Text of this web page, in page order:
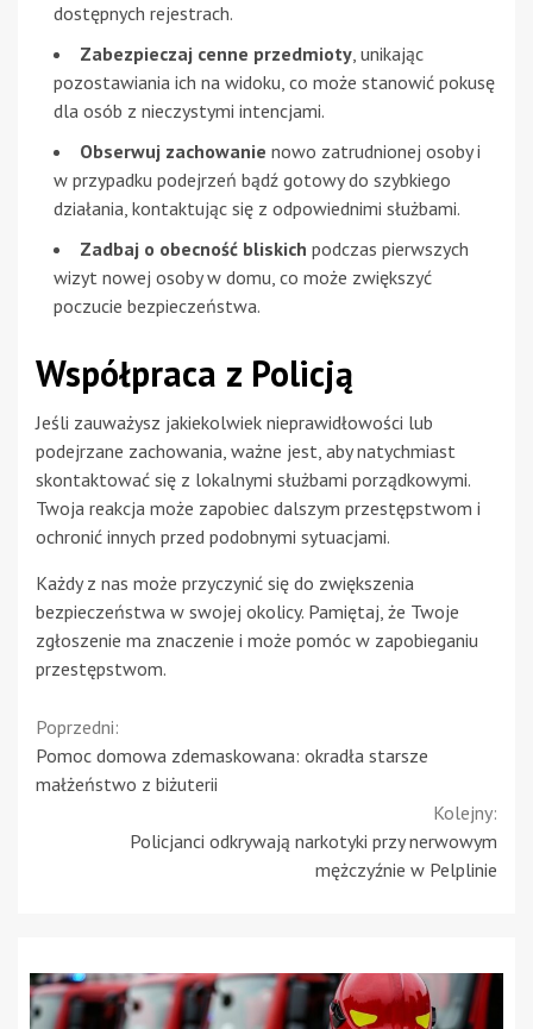
dostępnych rejestrach.
Zabezpieczaj cenne przedmioty, unikając
pozostawiania ich na widoku, co może stanowić pokusę
dla osób z nieczystymi intencjami.
Obserwuj zachowanie nowo zatrudnionej osoby i
w przypadku podejrzeń bądź gotowy do szybkiego
działania, kontaktując się z odpowiednimi służbami.
Zadbaj o obecność bliskich podczas pierwszych
wizyt nowej osoby w domu, co może zwiększyć
poczucie bezpieczeństwa.
Współpraca z Policją
Jeśli zauważysz jakiekolwiek nieprawidłowości lub
podejrzane zachowania, ważne jest, aby natychmiast
skontaktować się z lokalnymi służbami porządkowymi.
Twoja reakcja może zapobiec dalszym przestępstwom i
ochronić innych przed podobnymi sytuacjami.
Każdy z nas może przyczynić się do zwiększenia
bezpieczeństwa w swojej okolicy. Pamiętaj, że Twoje
zgłoszenie ma znaczenie i może pomóc w zapobieganiu
przestępstwom.
Continue
Reading
Poprzedni:
Pomoc domowa zdemaskowana: okradła starsze
małżeństwo z biżuterii
Kolejny:
Policjanci odkrywają narkotyki przy nerwowym
mężczyźnie w Pelplinie